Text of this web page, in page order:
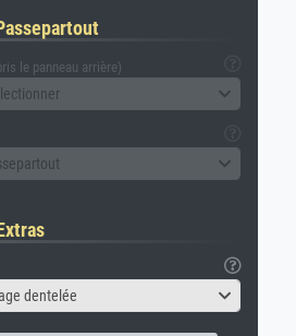
le panneau arrière)
dentelée